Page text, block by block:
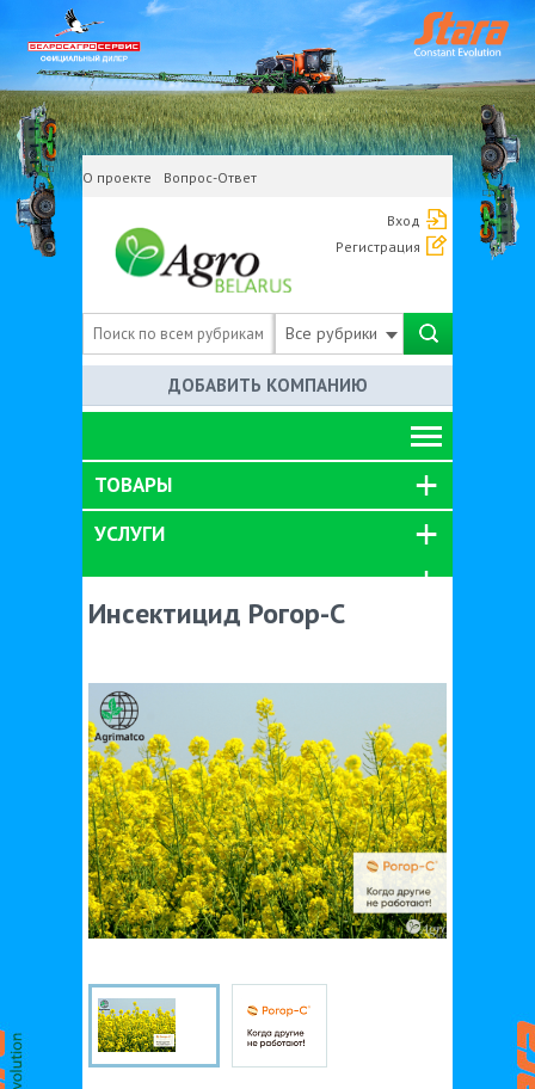
О проекте Вопрос-Ответ
Вход
Регистрация
Все рубрики
ДОБАВИТЬ КОМПАНИЮ
ТОВАРЫ
УСЛУГИ
Инсектицид Рогор-С